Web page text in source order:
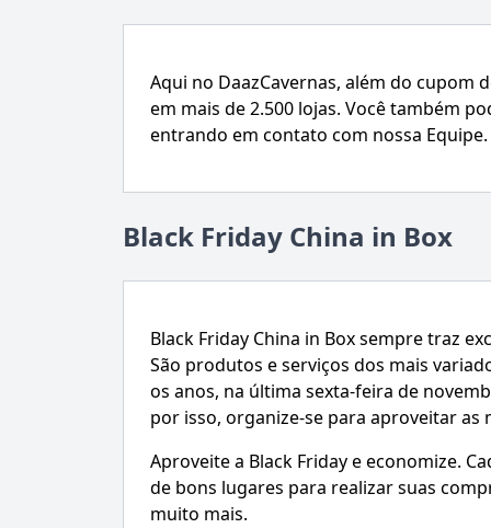
Aqui no DaazCavernas, além do cupom
em mais de 2.500 lojas. Você também
entrando em contato com nossa Equipe.
Black Friday China in Box
Black Friday China in Box sempre traz
São produtos e serviços dos mais
os anos, na última sexta-feira de
por isso, organize-se para aproveitar as
Aproveite a Black Friday e economize.
de bons lugares para realizar suas
muito mais.